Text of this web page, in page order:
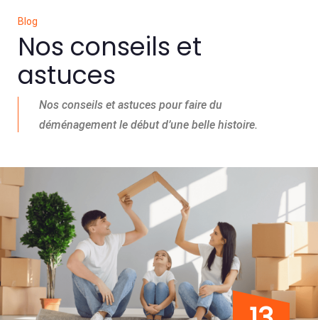
Blog
Nos conseils et
astuces
Nos conseils et astuces pour faire du
déménagement le début d’une belle histoire.